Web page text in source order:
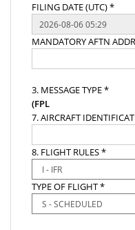
FILING DATE (UTC) *
MANDATORY AFTN
3. MESSAGE TYPE *
(FPL
7. AIRCRAFT
8. FLIGHT RULES *
TYPE OF FLIGHT *